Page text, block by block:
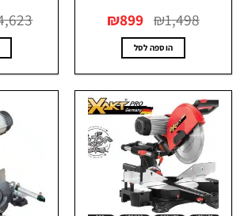
₪1,498 המקורי
היה:
₪1,498.
₪ 899 הנוכחי
הוא:
₪899.
הוספה לסל
₪4,623
הוספה